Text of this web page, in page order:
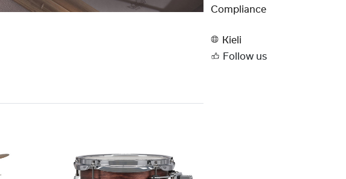
Compliance
Kieli
Follow us